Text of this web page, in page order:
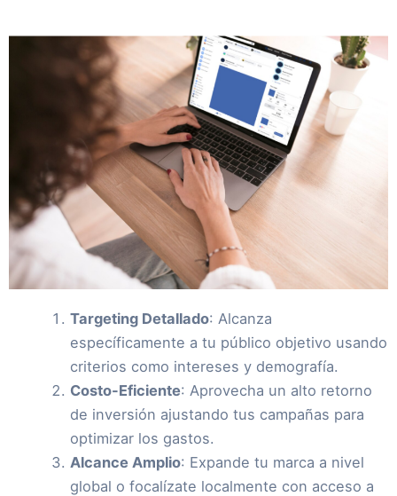
Targeting Detallado: Alcanza
específicamente a tu público objetivo usando
criterios como intereses y demografía.
Costo-Eficiente: Aprovecha un alto retorno
de inversión ajustando tus campañas para
optimizar los gastos.
Alcance Amplio: Expande tu marca a nivel
global o focalízate localmente con acceso a